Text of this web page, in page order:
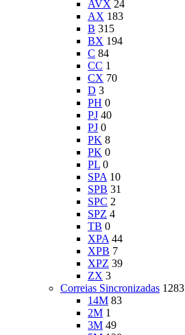
AVX 24
AX 183
B 315
BX 194
C 84
CC 1
CX 70
D 3
PH 0
PJ 40
PJ 0
PK 8
PK 0
PL 0
SPA 10
SPB 31
SPC 2
SPZ 4
TB 0
XPA 44
XPB 7
XPZ 39
ZX 3
Correias Sincronizadas 1283
14M 83
2M 1
3M 49